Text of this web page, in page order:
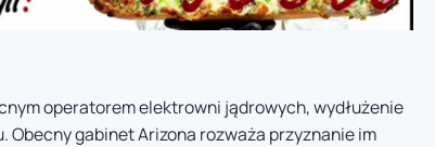
operatorem elektrowni jądrowych, wydłużenie
gabinet Arizona rozważa przyznanie im